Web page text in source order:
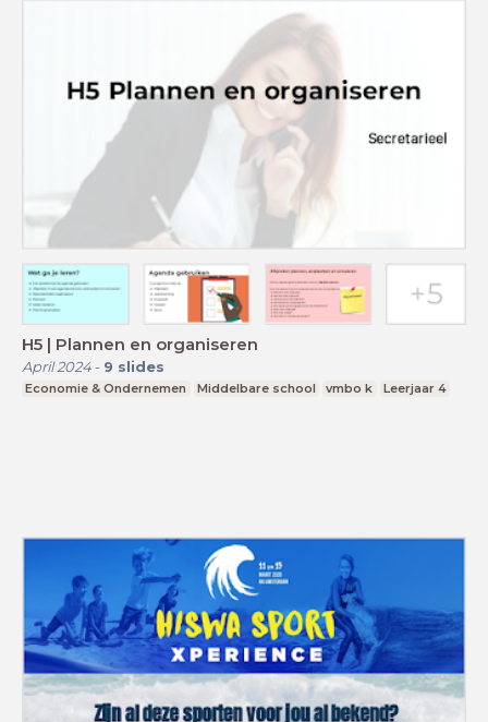
H5 | Plannen en organiseren
April 2024- 9 slides
Economie & Ondernemen Middelbare school vmbo k Leerjaar 4